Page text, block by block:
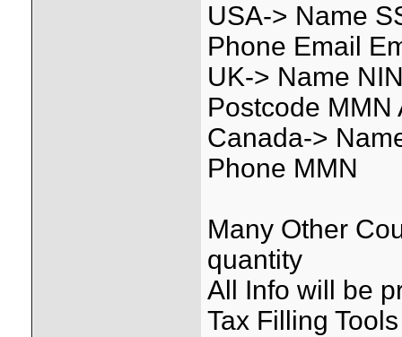
USA-> Name
Phone Email
UK-> Name
Postcode
Canada->
Phone MMN
Many Other
quantity
All Info will be
Tax Filling